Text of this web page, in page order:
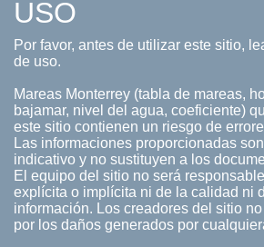
USO
Por favor, antes de utilizar este sitio,
de uso.
Mareas Monterrey (tabla de mareas,
bajamar, nivel del agua, coeficiente)
este sitio contienen un riesgo de
Las informaciones proporcionadas
indicativo y no sustituyen a los
El equipo del sitio no será
explícita o implícita ni de la calidad ni
información. Los creadores del sitio
por los daños generados por